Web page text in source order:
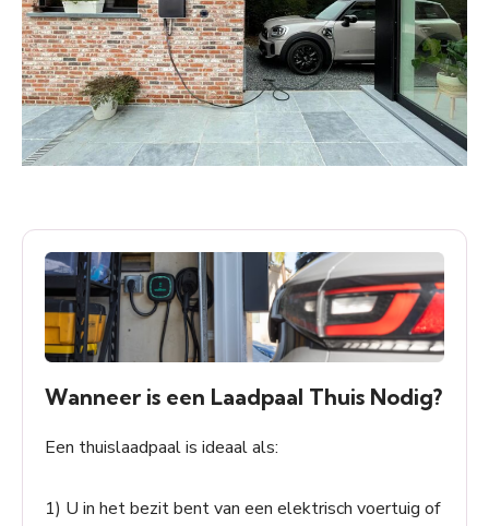
Wanneer is een Laadpaal Thuis Nodig?
Een thuislaadpaal is ideaal als:
1) U in het bezit bent van een elektrisch voertuig of